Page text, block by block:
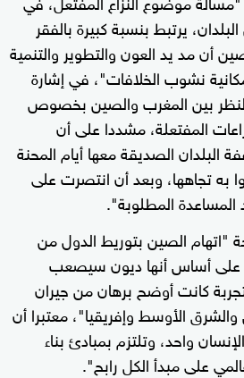
يرتبط بنسبة كبيرة بالفقر
أن مد يد العون والتطوير والتنمية
نشوب الخلافات"، في إشارة
بين المغرب والصين بخصوص
المفتعلة، مشددا على أن
الصديقة معها أيام المحنة
به تجاهها، وبعد أن انتصرت على
المطلوبة".
الصين بتوريط الدول من
على أساس أنها ديون سيصعب
كانت أوضح برهان من جيران
الأوسط وإفريقيا"، معتبرا أن
واحد، وتلتزم بمبادئ بناء
على مبدأ الكل رابح".